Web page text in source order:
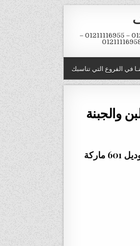
ماكينات التعبئة والتغليف 01211116954 – 01211116955 –
في الفروع التي تناسبك
والجبنة
آلة لتفريغ الأكياس من الهواء ثم يتم لحامها مثل أكياس البن والجبنة والمكسرات موديل 601 ماركة